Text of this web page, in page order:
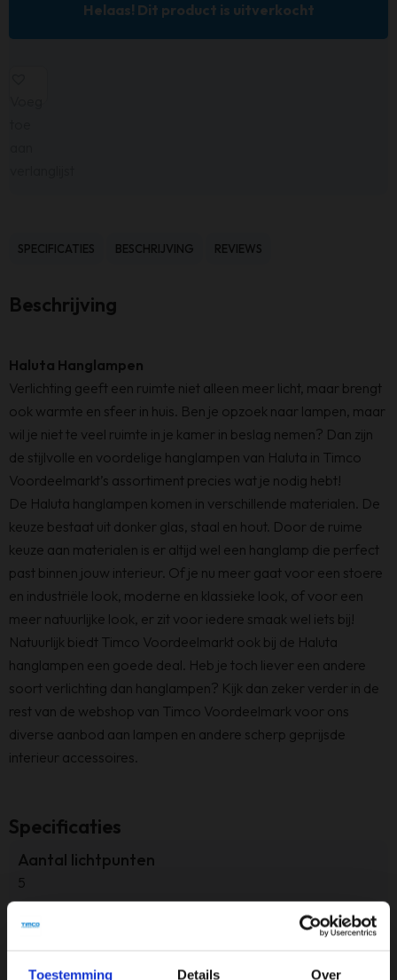
Toestemming Details Over
Helaas! Dit product is uitverkocht
SPECIFICATIES BESCHRIJVING REVIEWS
Beschrijving
Haluta Hanglampen
Verlichting geeft een ruimte niet alleen meer licht, maar brengt
ook warmte en sfeer in huis. Ben je opzoek naar lampen, maar
wil je niet te veel ruimte in je kamer in beslag nemen? Dan zijn
de stijlvolle en voordelige hanglampen van Haluta in Timco
Voordeelmarkt’s assortiment precies wat je nodig hebt!
De Haluta hanglampen komen in verschillende materialen. De
keuze bestaat uit donker glas, staal en hout. Door de ruime
keuze aan materialen is er altijd wel een hanglamp die perfect
past binnen jouw interieur. Of je nu meer gaat voor een stoere
en industriële look, moderne en klassieke look, of voor een
meer natuurlijke look, er zit voor iedere smaak wel iets bij!
Natuurlijk biedt Timco Voordeelmarkt ook bij de Haluta
hanglampen een goede deal. Heb je toch liever een andere
soort verlichting dan hanglampen? Kijk dan zeker verder in de
rest van de webshop van Timco Voordeelmark voor ons
diverse aanbod aan lampen en andere scherp geprijsde
interieur accessoires.
Specificaties
Aantal lichtpunten
5
Afmeting